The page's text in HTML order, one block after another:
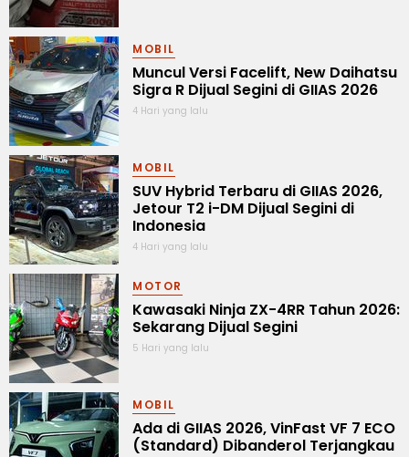
MOBIL
Muncul Versi Facelift, New Daihatsu
Sigra R Dijual Segini di GIIAS 2026
4 Hari yang lalu
MOBIL
SUV Hybrid Terbaru di GIIAS 2026,
Jetour T2 i-DM Dijual Segini di
Indonesia
4 Hari yang lalu
MOTOR
Kawasaki Ninja ZX-4RR Tahun 2026:
Sekarang Dijual Segini
5 Hari yang lalu
MOBIL
Ada di GIIAS 2026, VinFast VF 7 ECO
(Standard) Dibanderol Terjangkau